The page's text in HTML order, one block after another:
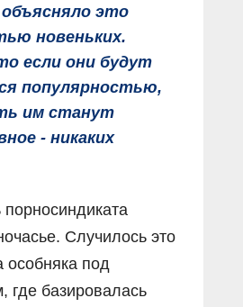
это
новеньких.
если они будут
популярностью,
им станут
- никаких
порносиндиката
Случилось это
особняка под
где базировалась